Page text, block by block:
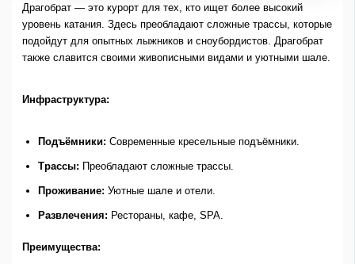
Драгобрат — это курорт для тех, кто ищет более высокий
уровень катания. Здесь преобладают сложные трассы, которые
подойдут для опытных лыжников и сноубордистов. Драгобрат
также славится своими живописными видами и уютными шале.
Инфраструктура:
Подъёмники: Современные кресельные подъёмники.
Трассы: Преобладают сложные трассы.
Проживание: Уютные шале и отели.
Развлечения: Рестораны, кафе, SPA.
Преимущества: